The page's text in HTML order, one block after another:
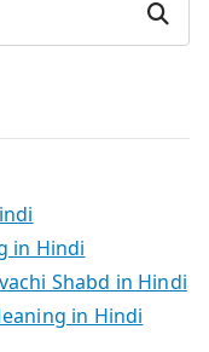
Search
in Hindi
Shabd in Hindi
in Hindi